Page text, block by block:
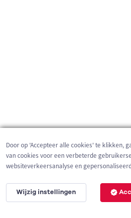
20 km
Door op 'Accepteer alle cookies' te klikken,
van cookies voor een verbeterde
websiteverkeersanalyse en
Wijzig instellingen